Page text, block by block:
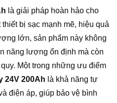
là giải pháp hoàn hảo cho
bị sạc mạnh mẽ, hiệu quả
lớn, sản phẩm này không
năng lượng ổn định mà còn
Một trong những ưu điểm
24V 200Ah là khả năng tự
điện áp, giúp bảo vệ bình